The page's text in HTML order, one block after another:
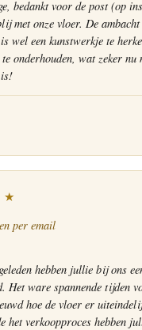
bedankt voor de post (op
met onze vloer. De
wel een kunstwerkje te
onderhouden, wat zeker nu
per email
hebben jullie bij ons
Het ware spannende tijden
hoe de vloer er
het verkoopproces hebben